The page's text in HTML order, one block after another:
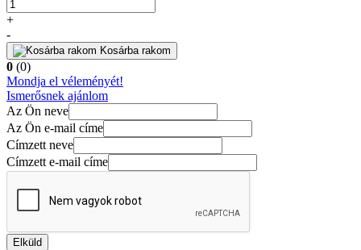
+
-
Kosárba rakom
0 (0)
Mondja el véleményét!
Ismerősnek ajánlom
Az Ön neve
Az Ön e-mail címe
Címzett neve
Címzett e-mail címe
Elküld